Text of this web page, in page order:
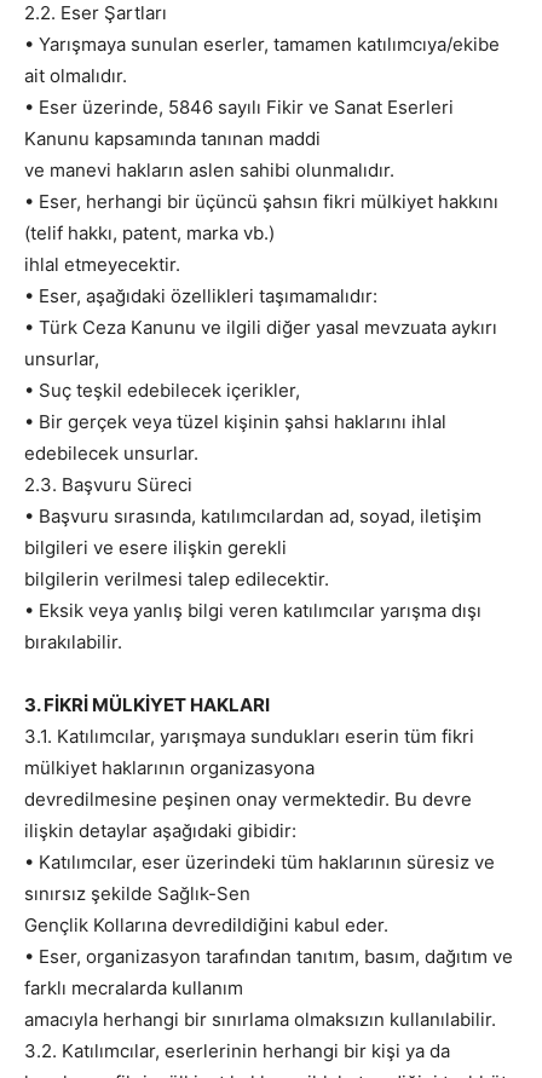
2.2. Eser Şartları
• Yarışmaya sunulan eserler, tamamen katılımcıya/ekibe
ait olmalıdır.
• Eser üzerinde, 5846 sayılı Fikir ve Sanat Eserleri
Kanunu kapsamında tanınan maddi
ve manevi hakların aslen sahibi olunmalıdır.
• Eser, herhangi bir üçüncü şahsın fikri mülkiyet hakkını
(telif hakkı, patent, marka vb.)
ihlal etmeyecektir.
• Eser, aşağıdaki özellikleri taşımamalıdır:
• Türk Ceza Kanunu ve ilgili diğer yasal mevzuata aykırı
unsurlar,
• Suç teşkil edebilecek içerikler,
• Bir gerçek veya tüzel kişinin şahsi haklarını ihlal
edebilecek unsurlar.
2.3. Başvuru Süreci
• Başvuru sırasında, katılımcılardan ad, soyad, iletişim
bilgileri ve esere ilişkin gerekli
bilgilerin verilmesi talep edilecektir.
• Eksik veya yanlış bilgi veren katılımcılar yarışma dışı
bırakılabilir.
3. FİKRİ MÜLKİYET HAKLARI
3.1. Katılımcılar, yarışmaya sundukları eserin tüm fikri
mülkiyet haklarının organizasyona
devredilmesine peşinen onay vermektedir. Bu devre
ilişkin detaylar aşağıdaki gibidir:
• Katılımcılar, eser üzerindeki tüm haklarının süresiz ve
sınırsız şekilde Sağlık-Sen
Gençlik Kollarına devredildiğini kabul eder.
• Eser, organizasyon tarafından tanıtım, basım, dağıtım ve
farklı mecralarda kullanım
amacıyla herhangi bir sınırlama olmaksızın kullanılabilir.
3.2. Katılımcılar, eserlerinin herhangi bir kişi ya da